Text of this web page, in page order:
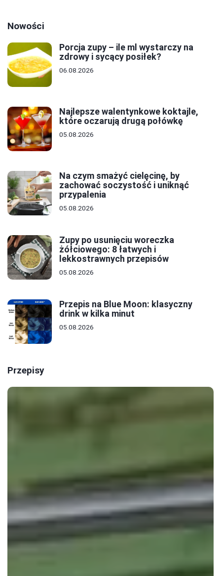
Nowości
Porcja zupy – ile ml wystarczy na
zdrowy i sycący posiłek?
06.08.2026
Najlepsze walentynkowe koktajle,
które oczarują drugą połówkę
05.08.2026
Na czym smażyć cielęcinę, by
zachować soczystość i uniknąć
przypalenia
05.08.2026
Zupy po usunięciu woreczka
żółciowego: 8 łatwych i
lekkostrawnych przepisów
05.08.2026
Przepis na Blue Moon: klasyczny
drink w kilka minut
05.08.2026
Przepisy